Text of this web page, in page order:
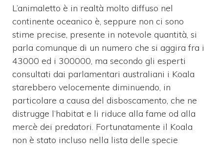
L’animaletto è in realtà molto diffuso nel
continente oceanico è, seppure non ci sono
stime precise, presente in notevole quantità, si
parla comunque di un numero che si aggira fra i
43000 ed i 300000, ma secondo gli esperti
consultati dai parlamentari australiani i Koala
starebbero velocemente diminuendo, in
particolare a causa del disboscamento, che ne
distrugge l’habitat e li riduce alla fame od alla
mercè dei predatori. Fortunatamente il Koala
non è stato incluso nella lista delle specie